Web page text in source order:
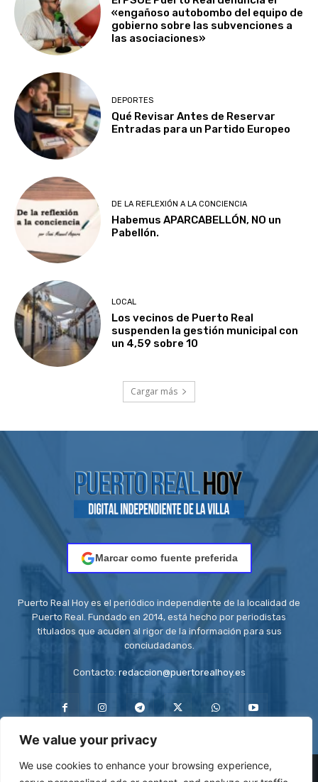
We value your privacy
We use cookies to enhance your browsing experience,
«engañoso autobombo del equipo de
gobierno sobre las subvenciones a
las asociaciones»
DEPORTES
Qué Revisar Antes de Reservar
Entradas para un Partido Europeo
DE LA REFLEXIÓN A LA CONCIENCIA
Habemus APARCABELLÓN, NO un
Pabellón.
LOCAL
Los vecinos de Puerto Real
suspenden la gestión municipal con
un 4,59 sobre 10
Cargar más
Marcar como fuente preferida
Puerto Real Hoy es el periódico independiente de la localidad de
Puerto Real. Fundado en 2014, está hecho por periodistas
titulados que acuden al rigor de la información para sus
conciudadanos.
Contacto: redaccion@puertorealhoy.es
© Be First SL - ISSN: 2444-3662 || Registro ROMDA Nº
RS8C2UZT5H | Stock images by
Depositphotos | Design images by